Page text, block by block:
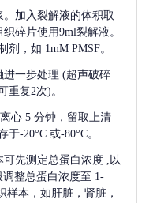
加入裂解液的体积取
织碎片使用9ml裂解液。
，如 1mM PMSF。
进一步处理 (超声破碎
重复2次)。
心 5 分钟，留取上清
-20°C 或-80°C。
先测定总蛋白浓度 ,以
整总蛋白浓度至 1-
样本，如肝脏，肾脏，